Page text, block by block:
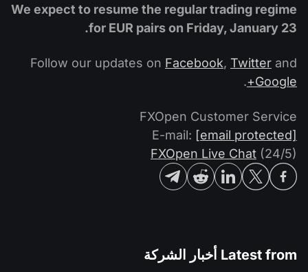
ما هو وسيط الفوركس؟
We expect to resume the regular trading regime
for EUR pairs on Friday, January 23.
Follow our updates on Facebook, Twitter and
Google+
.
FXOpen Customer Service
E-mail: [email protected]
FXOpen Live Chat (24/5)
Latest from أخبار الشركة